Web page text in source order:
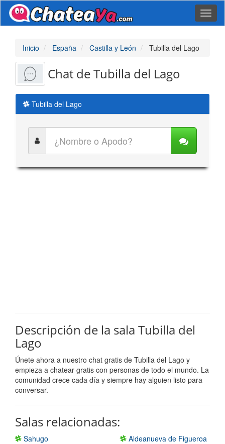
Inicio España Castilla y León Tubilla del Lago
Chat de Tubilla del Lago
Tubilla del Lago
Descripción de la sala Tubilla del
Lago
Únete ahora a nuestro chat gratis de Tubilla del Lago y
empieza a chatear gratis con personas de todo el mundo. La
comunidad crece cada día y siempre hay alguien listo para
conversar.
Salas relacionadas:
Sahugo
Aldeanueva de Figueroa